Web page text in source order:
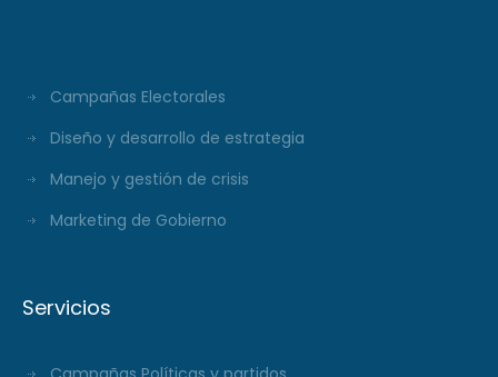
Campañas Electorales
Diseño y desarrollo de estrategia
Manejo y gestión de crisis
Marketing de Gobierno
Servicios